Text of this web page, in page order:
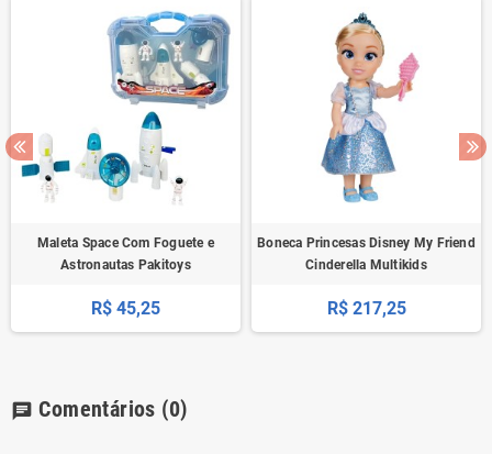
Maleta Space Com Foguete e
Astronautas Pakitoys
R$ 45,25
Boneca Princesas Disney My Friend
Cinderella Multikids
R$ 217,25
chat Comentários (0)